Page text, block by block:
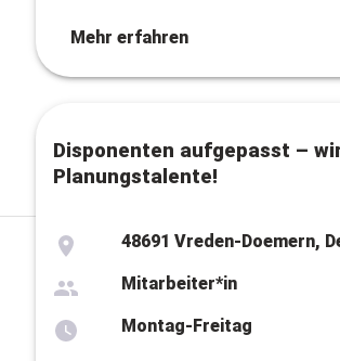
Mehr erfahren
Disponenten aufgepasst –
Planungstalente!
48691 Vreden-Doemern,
Mitarbeiter*in
Montag-Freitag